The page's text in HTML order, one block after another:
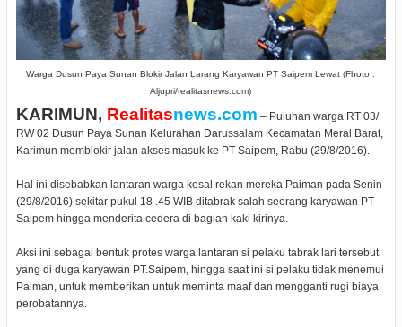
Warga Dusun Paya Sunan Blokir Jalan Larang Karyawan PT Saipem Lewat (Fhoto :
Aljupri/realitasnews.com)
KARIMUN, Realitasnews.com – Puluhan warga RT 03/
RW 02 Dusun Paya Sunan Kelurahan Darussalam Kecamatan Meral Barat,
Karimun memblokir jalan akses masuk ke PT Saipem, Rabu (29/8/2016).
Hal ini disebabkan lantaran warga kesal rekan mereka Paiman pada Senin
(29/8/2016) sekitar pukul 18 .45 WIB ditabrak salah seorang karyawan PT
Saipem hingga menderita cedera di bagian kaki kirinya.
Aksi ini sebagai bentuk protes warga lantaran si pelaku tabrak lari tersebut
yang di duga karyawan PT.Saipem, hingga saat ini si pelaku tidak menemui
Paiman, untuk memberikan untuk meminta maaf dan mengganti rugi biaya
perobatannya.